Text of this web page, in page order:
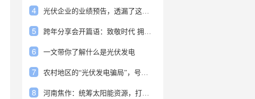
4 光伏企业的业绩预告，透漏了这些信号
5 跨年分享会开篇语：致敬时代 拥抱变革
6 一文带你了解什么是光伏发电
7 农村地区的“光伏发电骗局”，号称能用屋顶赚钱，不少人已经上当
8 河南焦作：统筹太阳能资源，打造百万千瓦级光伏基地